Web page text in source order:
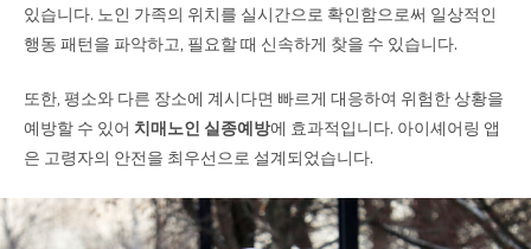
있습니다. 노인 가족의 위치를 실시간으로 확인함으로써 일상적인
행동 패턴을 파악하고, 필요할 때 신속하게 찾을 수 있습니다.
또한, 평소와 다른 장소에 계시다면 빠르게 대응하여 위험한 상황을
예방할 수 있어 치매노인 실종예방에 효과적입니다. 아이셰어링 앱
은 고령자의 안전을 최우선으로 설계되었습니다.